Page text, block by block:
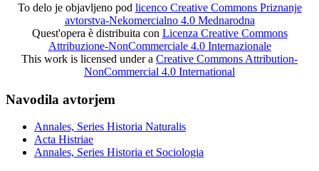
To delo je objavljeno pod licenco Creative Commons Priznanje
avtorstva-Nekomercialno 4.0 Mednarodna
Quest'opera è distribuita con Licenza Creative Commons
Attribuzione-NonCommerciale 4.0 Internazionale
This work is licensed under a Creative Commons Attribution-
NonCommercial 4.0 International
Navodila avtorjem
Annales, Series Historia Naturalis
Acta Histriae
Annales, Series Historia et Sociologia